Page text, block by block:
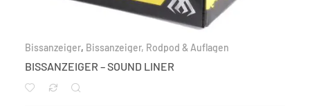
Bissanzeiger, Bissanzeiger, Rodpod & Auflagen
BISSANZEIGER – SOUND LINER